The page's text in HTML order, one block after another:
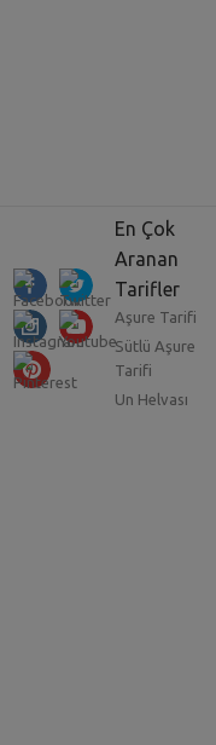
En Çok
Aranan
Tarifler
Aşure Tarifi
Sütlü Aşure
Tarifi
Un Helvası